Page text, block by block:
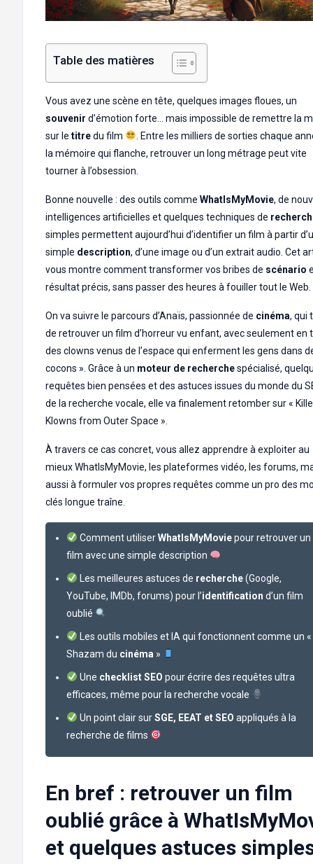
Table des matières
Vous avez une scène en tête, quelques images floues, un
souvenir d’émotion forte… mais impossible de remettre la
sur le titredu film
. Entre les milliers de sorties chaque
la mémoire qui flanche, retrouver un long métrage peut vite
tourner à l’obsession.
Bonne nouvelle : des outils comme WhatIsMyMovie, de
intelligences artificielles et quelques techniques de
simples permettent aujourd’hui d’identifier un film à partir
simple description, d’une image ou d’un extrait audio. Cet
vous montre comment transformer vos bribes de scénario
résultat précis, sans passer des heures à fouiller tout le Web.
On va suivre le parcours d’Anaïs, passionnée de cinéma, qui
de retrouver un film d’horreur vu enfant, avec seulement en
des clowns venus de l’espace qui enferment les gens dans
cocons ». Grâce à un moteur de recherchespécialisé,
requêtes bien pensées et des astuces issues du monde du
de la recherche vocale, elle va finalement retomber sur «
Klowns from Outer Space ».
À travers ce cas concret, vous allez apprendre à exploiter au
mieux WhatIsMyMovie, les plateformes vidéo, les forums,
aussi à formuler vos propres requêtes comme un pro des
clés longue traîne.
Comment utiliserWhatIsMyMoviepour retrouver un
film avec une simple description
Les meilleures astuces de recherche(Google,
YouTube, IMDb, forums) pour l’identification d’un film
oublié
Les outils mobiles et IA qui fonctionnent comme un «
Shazam du cinéma »
Une checklist SEO pour écrire des requêtes ultra
efficaces, même pour la recherche vocale
Un point clair surSGE, EEAT et SEO appliqués à la
recherche de films
En bref : retrouver un film
oublié grâce à
et quelques astuces